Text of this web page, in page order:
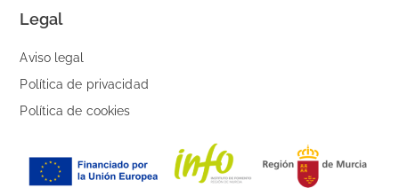
Legal
Aviso legal
Política de privacidad
Política de cookies